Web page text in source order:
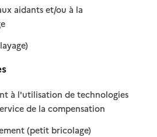
aidants et/ou à la
disponible
: disponible
: non disponible
à l'utilisation de technologies
de la compensation: disponible
: non disponible
(petit bricolage): disponible
: non disponible